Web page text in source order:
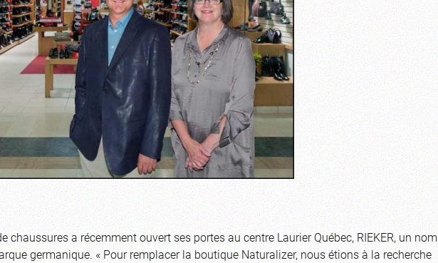
chaussures a récemment ouvert ses portes au centre Laurier Québec, RIEKER, un nom
germanique. « Pour remplacer la boutique Naturalizer, nous étions à la recherche